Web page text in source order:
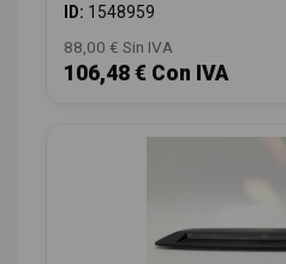
ID: 1548959
88,00 € Sin IVA
106,48 € Con IVA